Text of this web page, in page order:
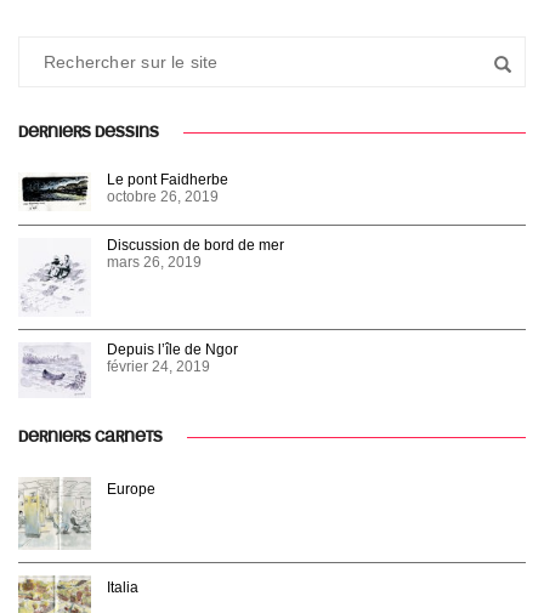
DERNIERS DESSINS
Le pont Faidherbe
octobre 26, 2019
Discussion de bord de mer
mars 26, 2019
Depuis l’île de Ngor
février 24, 2019
DERNIERS CARNETS
Europe
Italia